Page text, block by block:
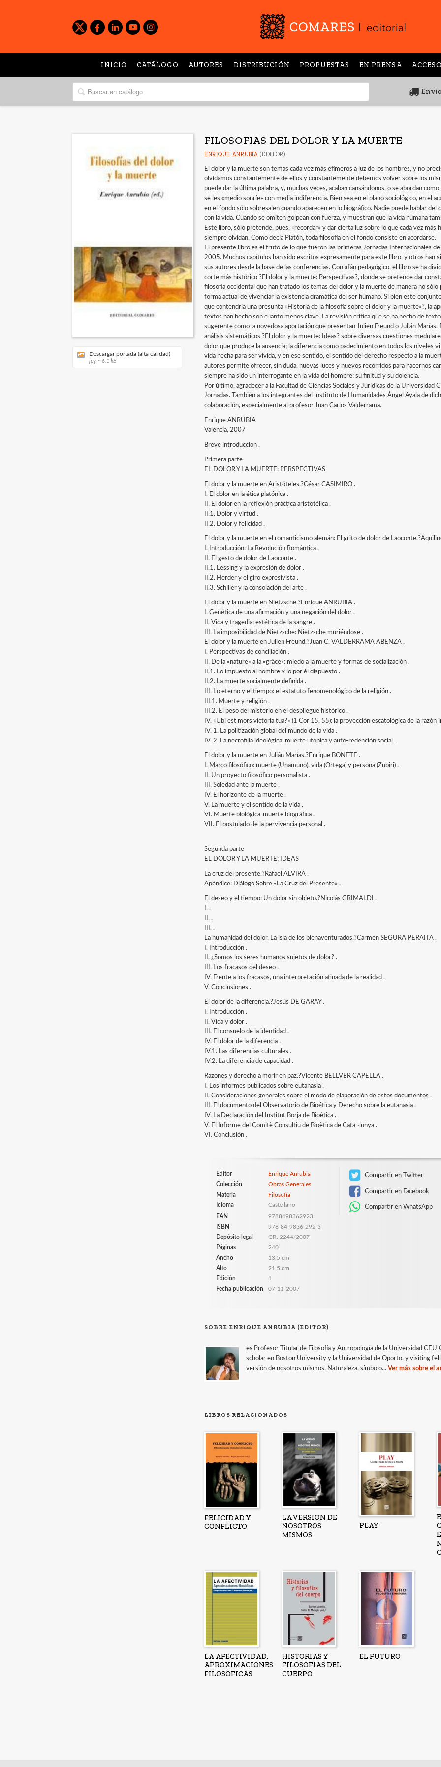
INICIO CATÁLOGO AUTORES DISTRIBUCIÓN PROPUESTAS EN PRENSA
Descargar portada (alta calidad)
jpg ~ 6.1 kB
FILOSOFIAS DEL DOLOR Y LA MUERTE
ENRIQUE ANRUBIA (EDITOR)
El dolor y la muerte son temas cada vez más efímeros a luz de los hombres, y no
olvidamos constantemente de ellos y constantemente debemos volver sobre los
puede dar la última palabra, y, muchas veces, acaban cansándonos, o se abordan
se les «medio sonríe» con media indiferencia. Bien sea en el plano sociológico, en el
en el fondo sólo sobresalen cuando aparecen en lo biográfico. Nadie puede hablar
con la vida. Cuando se omiten golpean con fuerza, y muestran que la vida humana
Este libro, sólo pretende, pues, «recordar» y dar cierta luz sobre lo que cada vez más
siempre olvidan. Como decía Platón, toda filosofía en el fondo consiste en acordarse.
El presente libro es el fruto de lo que fueron las primeras Jornadas Internacionales
2005. Muchos capítulos han sido escritos expresamente para este libro, y otros han
sus autores desde la base de las conferencias. Con afán pedagógico, el libro se ha
corte más histórico ?El dolor y la muerte: Perspectivas?, donde se pretende dar
filosofía occidental que han tratado los temas del dolor y la muerte de manera no
forma actual de vivenciar la existencia dramática del ser humano. Si bien este
que contendría una presunta «Historia de la filosofía sobre el dolor y la muerte»?, la
textos han hecho son cuanto menos clave. La revisión crítica que se ha hecho de
sugerente como la novedosa aportación que presentan Julien Freund o Julián Marías.
análisis sistemáticos ?El dolor y la muerte: Ideas? sobre diversas cuestiones
dolor que produce la ausencia; la diferencia como padecimiento en todos los niveles
vida hecha para ser vivida, y en ese sentido, el sentido del derecho respecto a la
autores permite ofrecer, sin duda, nuevas luces y nuevos recorridos para hacernos
siempre ha sido un interrogante en la vida del hombre: su finitud y su dolencia.
Por último, agradecer a la Facultad de Ciencias Sociales y Jurídicas de la Universidad
Jornadas. También a los integrantes del Instituto de Humanidades Ángel Ayala de
colaboración, especialmente al profesor Juan Carlos Valderrama.
Enrique ANRUBIA
Valencia, 2007
Breve introducción .
Primera parte
EL DOLOR Y LA MUERTE: PERSPECTIVAS
El dolor y la muerte en Aristóteles.?César CASIMIRO .
I. El dolor en la ética platónica .
II. El dolor en la reflexión práctica aristotélica .
II.1. Dolor y virtud .
II.2. Dolor y felicidad .
El dolor y la muerte en el romanticismo alemán: El grito de dolor de
I. Introducción: La Revolución Romántica .
II. El gesto de dolor de Laoconte .
II.1. Lessing y la expresión de dolor .
II.2. Herder y el giro expresivista .
II.3. Schiller y la consolación del arte .
El dolor y la muerte en Nietzsche.?Enrique ANRUBIA .
I. Genética de una afirmación y una negación del dolor .
II. Vida y tragedia: estética de la sangre .
III. La imposibilidad de Nietzsche: Nietzsche muriéndose .
El dolor y la muerte en Julien Freund.?Juan C. VALDERRAMA ABENZA .
I. Perspectivas de conciliación .
II. De la «nature» a la «grâce»: miedo a la muerte y formas de socialización .
II.1. Lo impuesto al hombre y lo por él dispuesto .
II.2. La muerte socialmente definida .
III. Lo eterno y el tiempo: el estatuto fenomenológico de la religión .
III.1. Muerte y religión .
III.2. El peso del misterio en el despliegue histórico .
IV. «Ubi est mors victoria tua?» (1 Cor 15, 55): la proyección escatológica de la razón
IV. 1. La politización global del mundo de la vida .
IV. 2. La necrofilia ideológica: muerte utópica y auto-redención social .
El dolor y la muerte en Julián Marías.?Enrique BONETE .
I. Marco filosófico: muerte (Unamuno), vida (Ortega) y persona (Zubiri) .
II. Un proyecto filosófico personalista .
III. Soledad ante la muerte .
IV. El horizonte de la muerte .
V. La muerte y el sentido de la vida .
VI. Muerte biológica-muerte biográfica .
VII. El postulado de la pervivencia personal .
Segunda parte
EL DOLOR Y LA MUERTE: IDEAS
La cruz del presente.?Rafael ALVIRA .
Apéndice: Diálogo Sobre «La Cruz del Presente» .
El deseo y el tiempo: Un dolor sin objeto.?Nicolás GRIMALDI .
I. .
II. .
III. .
La humanidad del dolor. La isla de los bienaventurados.?Carmen SEGURA PERAITA .
I. Introducción .
II. ¿Somos los seres humanos sujetos de dolor? .
III. Los fracasos del deseo .
IV. Frente a los fracasos, una interpretación atinada de la realidad .
V. Conclusiones .
El dolor de la diferencia.?Jesús DE GARAY .
I. Introducción .
II. Vida y dolor .
III. El consuelo de la identidad .
IV. El dolor de la diferencia .
IV.1. Las diferencias culturales .
IV.2. La diferencia de capacidad .
Razones y derecho a morir en paz.?Vicente BELLVER CAPELLA .
I. Los informes publicados sobre eutanasia .
II. Consideraciones generales sobre el modo de elaboración de estos documentos .
III. El documento del Observatorio de Bioética y Derecho sobre la eutanasia .
IV. La Declaración del Institut Borja de Bioètica .
V. El Informe del Comitè Consultiu de Bioètica de Cata¬lunya .
VI. Conclusión .
Editor
Enrique Anrubia
Colección
Obras Generales
Materia
Filosofía
Idioma
Castellano
EAN
9788498362923
ISBN
978-84-9836-292-3
Depósito legal
GR. 2244/2007
Páginas
240
Ancho
13,5 cm
Alto
21,5 cm
Edición
1
Fecha publicación
07-11-2007
Compartir en Twitter
Compartir en Facebook
Compartir en WhatsApp
SOBRE ENRIQUE ANRUBIA (EDITOR)
es Profesor Titular de Filosofía y Antropología de la Universidad CEU
scholar en Boston University y la Universidad de Oporto, y visiting
versión de nosotros mismos. Naturaleza, símbolo...Ver más sobre el
LIBROS RELACIONADOS
FELICIDAD Y
CONFLICTO
LA VERSION DE
NOSOTROS
MISMOS
PLAY
LA AFECTIVIDAD.
APROXIMACIONES
FILOSOFICAS
HISTORIAS Y
FILOSOFIAS DEL
CUERPO
EL FUTURO